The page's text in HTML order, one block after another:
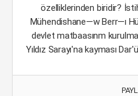
özelliklerinden biridir?
Mühendishane—w Berr—ı
devlet matbaasınm
Yıldız Sarayı'na kayması